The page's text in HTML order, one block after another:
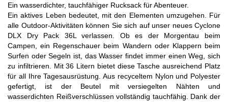
Ein wasserdichter, tauchfähiger Rucksack für Abenteuer.
Ein aktives Leben bedeutet, mit den Elementen umzugehen. Für
alle Outdoor-Aktivitäten können Sie sich auf unser neues Cyclone
DLX Dry Pack 36L verlassen. Ob es der Morgentau beim
Campen, ein Regenschauer beim Wandern oder Klappern beim
Surfen oder Segeln ist, das Wasser findet immer einen Weg, sich
zu infiltrieren. Mit 36 Litern bietet diese Tasche ausreichend Platz
für all Ihre Tagesausrüstung. Aus recyceltem Nylon und Polyester
gefertigt, ist der Beutel mit versiegelten Nähten und
wasserdichten Reißverschlüssen vollständig tauchfähig. Dank der